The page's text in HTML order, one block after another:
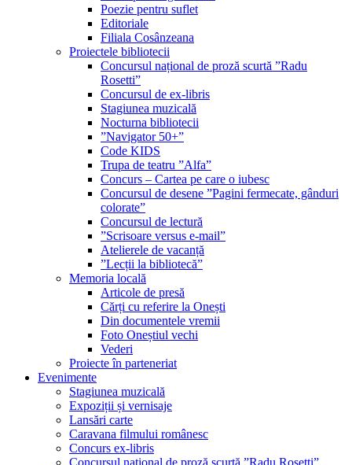
Poezie pentru suflet
Editoriale
Filiala Cosânzeana
Proiectele bibliotecii
Concursul național de proză scurtă ”Radu
Rosetti”
Concursul de ex-libris
Stagiunea muzicală
Nocturna bibliotecii
”Navigator 50+”
Code KIDS
Trupa de teatru ”Alfa”
Concurs – Cartea pe care o iubesc
Concursul de desene ”Pagini fermecate, gânduri
colorate”
Concursul de lectură
”Scrisoare versus e-mail”
Atelierele de vacanță
”Lecții la bibliotecă”
Memoria locală
Articole de presă
Cărți cu referire la Onești
Din documentele vremii
Foto Oneștiul vechi
Vederi
Proiecte în parteneriat
Evenimente
Stagiunea muzicală
Expoziții și vernisaje
Lansări carte
Caravana filmului românesc
Concurs ex-libris